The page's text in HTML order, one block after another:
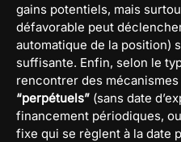
gains potentiels, mais
défavorable peut
automatique de la position)
suffisante. Enfin, selon le
rencontrer des
“perpétuels” (sans date
financement périodiques,
fixe qui se règlent à la date